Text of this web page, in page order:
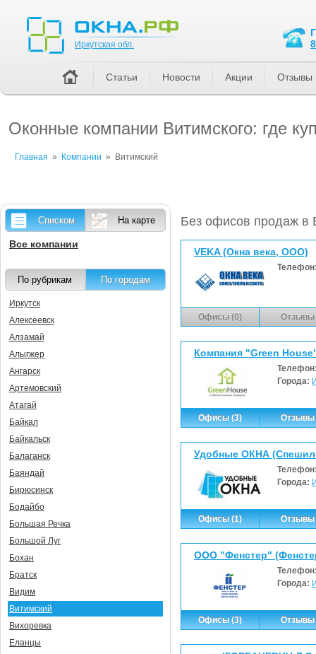
Оконные компании Витимского: где
Главная » Компании » Витимский
Без офисов продаж в
VEKA (Окна века, ООО)
Офисы (0) Отзывы
Компания "Green
Города:
Офисы (3) Отзывы
Удобные ОКНА
Города:
Офисы (1) Отзывы
ООО "Фенстер"
Города:
Офисы (3) Отзывы
Списком На карте
Все компании
По рубрикам По городам
Иркутск
Алексеевск
Алзамай
Алыгжер
Ангарск
Артемовский
Атагай
Байкал
Байкальск
Балаганск
Баяндай
Бирюсинск
Бодайбо
Большая Речка
Большой Луг
Бохан
Братск
Видим
Витимский
Вихоревка
Еланцы
Иркутская обл.
Статьи Новости Акции Отзывы